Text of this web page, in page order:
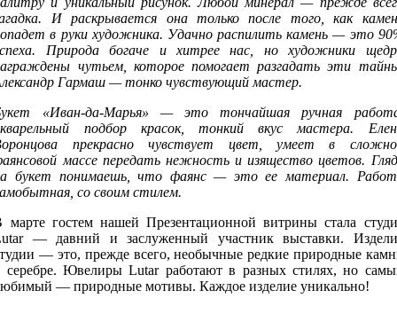
И раскрывается она только после того, как
в руки художника. Удачно распилить камень — это
Природа богаче и хитрее нас, но художники
чутьем, которое помогает разгадать эти
Гармаш — тонко чувствующий мастер.
«Иван-да-Марья» — это тончайшая ручная
подбор красок, тонкий вкус мастера.
прекрасно чувствует цвет, умеет в
массе передать нежность и изящество цветов.
букет понимаешь, что фаянс — это ее материал.
со своим стилем.
марте гостем нашей Презентационной витрины стала
— давний и заслуженный участник выставки.
— это, прежде всего, необычные редкие природные
серебре. Ювелиры Lutar работают в разных стилях, но
— природные мотивы. Каждое изделие уникально!